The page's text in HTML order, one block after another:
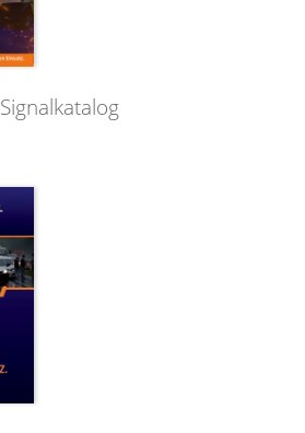
Signalkatalog